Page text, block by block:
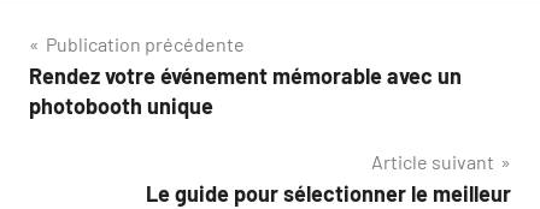
Navigation
de
Publication précédente
Rendez votre événement mémorable avec un
photobooth unique
Article suivant
Le guide pour sélectionner le meilleur